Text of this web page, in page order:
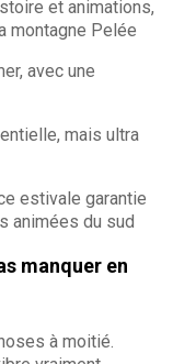
et animations,
montagne Pelée
avec une
mais ultra
estivale garantie
animées du sud
manquer en
à moitié.